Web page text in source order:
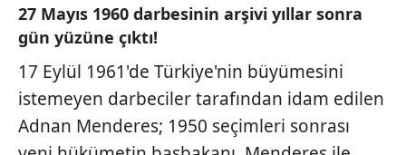
27 Mayıs 1960 darbesinin arşivi yıllar sonra
gün yüzüne çıktı!
17 Eylül 1961'de Türkiye'nin büyümesini
istemeyen darbeciler tarafından idam edilen
Adnan Menderes; 1950 seçimleri sonrası